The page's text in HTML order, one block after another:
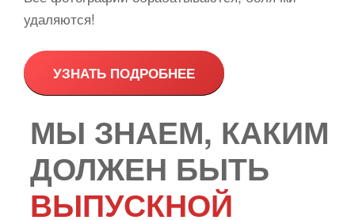
удаляются!
УЗНАТЬ ПОДРОБНЕЕ
МЫ ЗНАЕМ, КАКИМ
ДОЛЖЕН БЫТЬ
ВЫПУСКНОЙ